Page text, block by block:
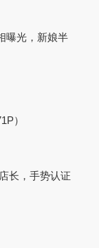
曝光，新娘半
）
长，手势认证